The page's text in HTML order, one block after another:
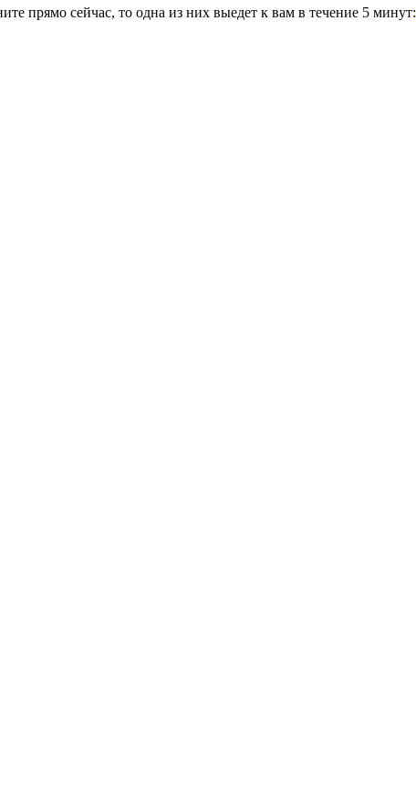
прямо сейчас, то одна из них выедет к вам в течение 5 минут: